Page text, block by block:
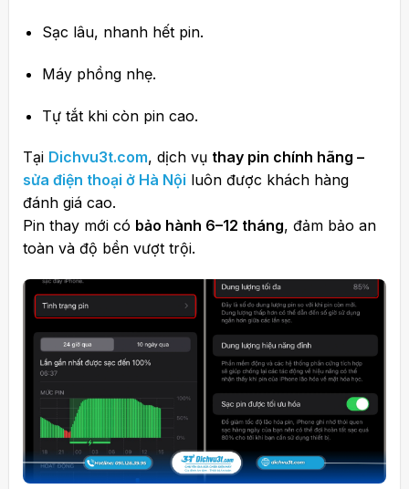
Sạc lâu, nhanh hết pin.
Máy phồng nhẹ.
Tự tắt khi còn pin cao.
Tại Dichvu3t.com, dịch vụ thay pin chính hãng –
sửa điện thoại ở Hà Nội luôn được khách hàng
đánh giá cao.
Pin thay mới có bảo hành 6–12 tháng, đảm bảo an
toàn và độ bền vượt trội.